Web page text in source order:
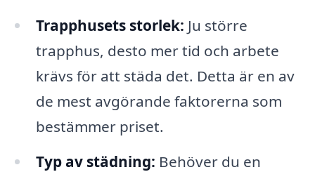
Trapphusets storlek: Ju större
trapphus, desto mer tid och arbete
krävs för att städa det. Detta är en av
de mest avgörande faktorerna som
bestämmer priset.
Typ av städning: Behöver du en